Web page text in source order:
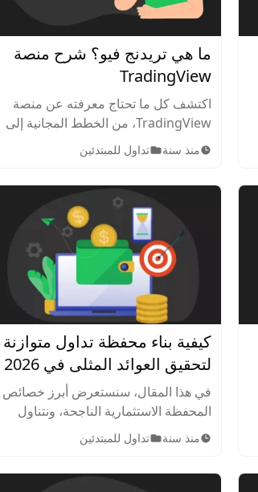
ما هي تريدنج فيو؟ شرح منصة
TradingView
اكتشف كل ما تحتاج معرفته عن منصة
TradingView، من الخطط المجانية إلى
الباقات المدفوعة، وكيفية استخدامها،
والميزات المتوفرة، وخيارات التداول، وأهم
منذ سنة تداول للمبتدئين
كيفية بناء محفظة تداول متوازنة
لتحقيق العوائد المثلى في 2026
في هذا المقال، سنستعرض أبرز خصائص
المحفظة الاستثمارية الناجحة، ونتناول
الخطوات الفعالة لبناء محفظة تداول
متوازنة، بالإضافة إلى الأخطاء الشائعة التي
منذ سنة تداول للمبتدئين